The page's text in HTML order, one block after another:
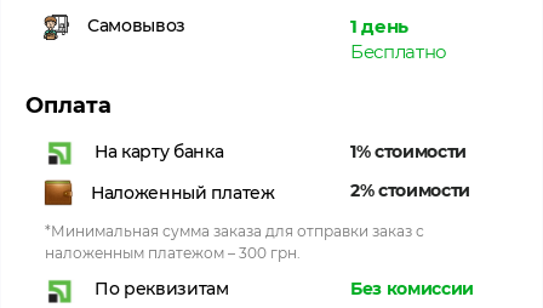
Самовывоз
1 день
Бесплатно
Оплата
На карту банка
1% стоимости
Наложенный платеж
2% стоимости
*Минимальная сумма заказа для отправки заказ с
наложенным платежом – 300 грн.
По реквизитам Без комиссии